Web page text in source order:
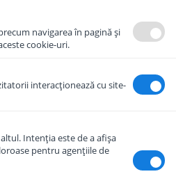
Formula de lapte praf
Topfer 2 Bio de la 6 luni 600
in stoc
69
Adauga in cos
navigarea în pagină şi
cookie-uri.
interacţionează cu site-
Intenţia este de a afişa
pentru agenţiile de